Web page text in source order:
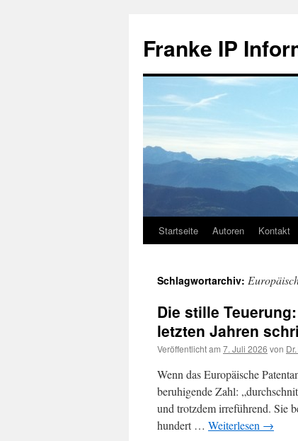
springen
Franke IP
Startseite Autoren Kontakt
Schlagwortarchiv:
Die stille
letzten Jahren
Veröffentlicht am 7. Juli 2026 von
Wenn das Europäische
beruhigende Zahl:
und trotzdem irreführend. Sie
hundert … Weiterlesen →